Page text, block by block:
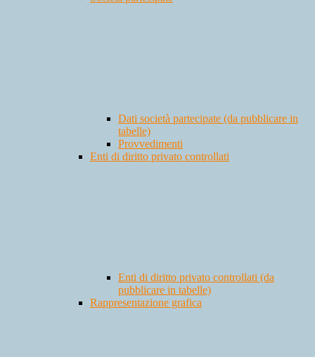
Dati società partecipate (da pubblicare in
tabelle)
Provvedimenti
Enti di diritto privato controllati
Enti di diritto privato controllati (da
pubblicare in tabelle)
Rappresentazione grafica